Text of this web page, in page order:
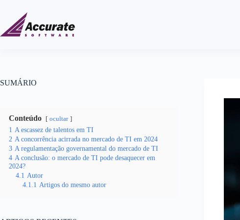
SUMÁRIO
Conteúdo ocultar
1 A escassez de talentos em TI
2 A concorrência acirrada no mercado de TI em 2024
3 A regulamentação governamental do mercado de TI
4 A conclusão: o mercado de TI pode desaquecer em
2024?
4.1 Autor
4.1.1 Artigos do mesmo autor